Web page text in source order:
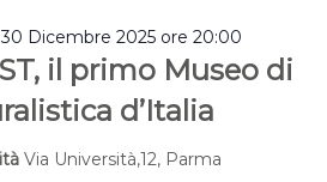
il primo Museo di
d’Italia
30 Dicembre 2025 ore 20:00
Via Università,12, Parma